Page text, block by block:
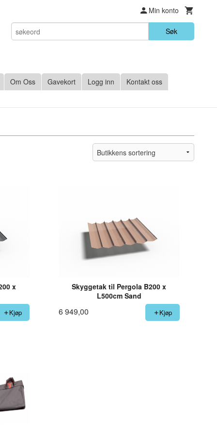
Min konto
Søk
Om Oss Gavekort Logg inn Kontakt oss
x
Kjøp
Skyggetak til Pergola B200 x
L500cm Sand
6 949,00 Kjøp